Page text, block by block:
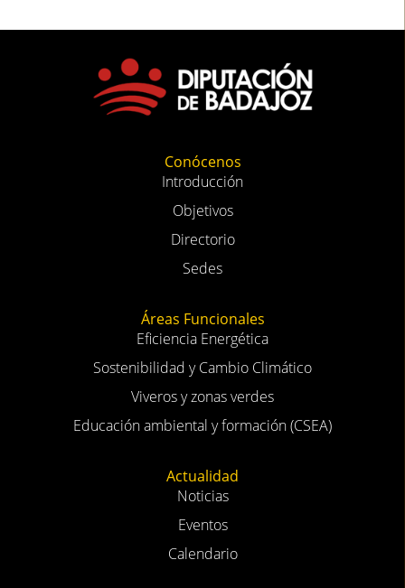
Conócenos
Introducción
Objetivos
Directorio
Sedes
Áreas Funcionales
Eficiencia Energética
Sostenibilidad y Cambio Climático
Viveros y zonas verdes
Educación ambiental y formación (CSEA)
Actualidad
Noticias
Eventos
Calendario